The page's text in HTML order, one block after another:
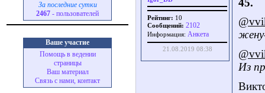
За последние сутки
2467 - пользователей
Ваше участие
Помощь в ведении
страницы
Ваш материал
Связь с нами, контакт
Рейтинг: 10
Сообщений: 2102
Информация: Aнкета
21.08.2019 08:38
45.
Из